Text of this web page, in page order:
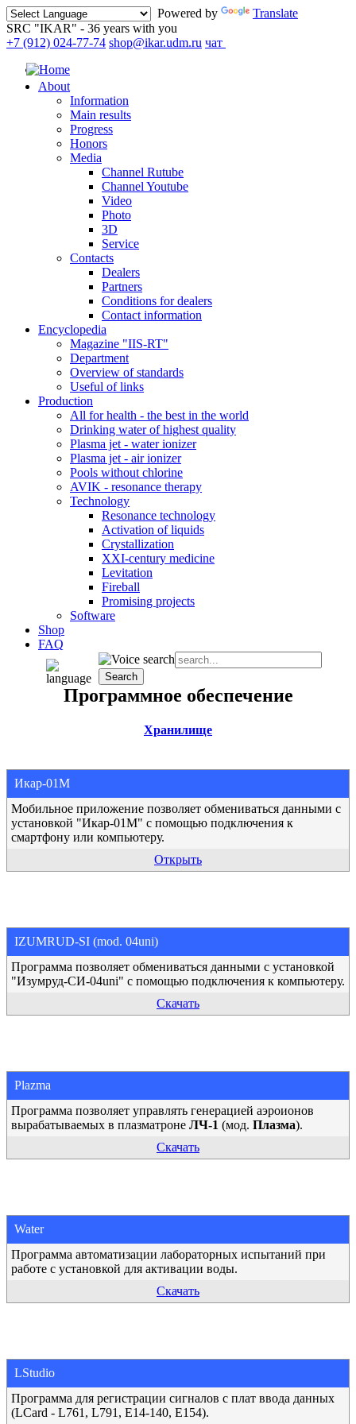
Powered by
Translate
SRC "IKAR" - 36 years with you
+7 (912) 024-77-74 shop@ikar.udm.ru чат
About
Information
Main results
Progress
Honors
Media
Channel Rutube
Channel Youtube
Video
Photo
3D
Service
Contacts
Dealers
Partners
Conditions for dealers
Contact information
Encyclopedia
Magazine "IIS-RT"
Department
Overview of standards
Useful of links
Production
All for health - the best in the world
Drinking water of highest quality
Plasma jet - water ionizer
Plasma jet - air ionizer
Pools without chlorine
AVIK - resonance therapy
Technology
Resonance technology
Activation of liquids
Crystallization
XXI-century medicine
Levitation
Fireball
Promising projects
Software
Shop
FAQ
Программное обеспечение
Хранилище
Икар-01М
Мобильное приложение позволяет обмениваться данными с
установкой "Икар-01М" с помощью подключения к
смартфону или компьютеру.
Открыть
IZUMRUD-SI (mod. 04uni)
Программа позволяет обмениваться данными с установкой
"Изумруд-СИ-04uni" с помощью подключения к компьютеру.
Скачать
Plazma
Программа позволяет управлять генерацией аэроионов
вырабатываемых в плазматроне ЛЧ-1 (мод. Плазма).
Скачать
Water
Программа автоматизации лабораторных испытаний при
работе с установкой для активации воды.
Скачать
LStudio
Программа для регистрации сигналов с плат ввода данных
(LCard - L761, L791, E14-140, E154).